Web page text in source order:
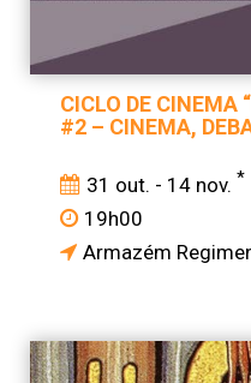
CICLO DE CINEMA
#2 – CINEMA,
31 out. - 14 nov. *
19h00
Armazém